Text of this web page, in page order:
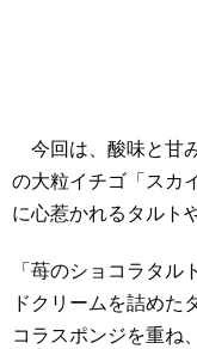
今回は、酸味と甘
の大粒イチゴ「スカ
に心惹かれるタルト
「苺のショコラタ
ドクリームを詰めた
コラスポンジを重ね